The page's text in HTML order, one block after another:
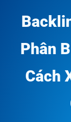
Phân
Cách